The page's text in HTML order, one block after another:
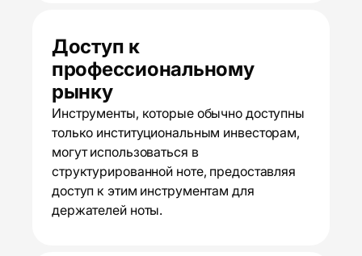
Доступ к
профессиональному
рынку
Инструменты, которые обычно доступны
только институциональным инвесторам,
могут использоваться в
структурированной ноте, предоставляя
доступ к этим инструментам для
держателей ноты.